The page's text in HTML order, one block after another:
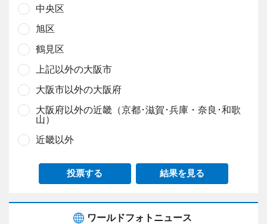
中央区
旭区
鶴見区
上記以外の大阪市
大阪市以外の大阪府
大阪府以外の近畿（京都･滋賀･兵庫・奈良･和歌
山）
近畿以外
投票する 結果を見る
ワールドフォトニュース